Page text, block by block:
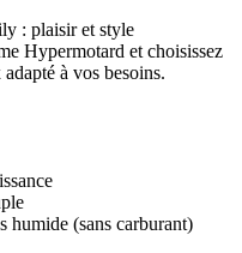
: plaisir et style
Hypermotard et choisissez
à vos besoins.
humide (sans carburant)